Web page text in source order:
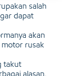
salah
dapat
akan
rusak
takut
alasan.